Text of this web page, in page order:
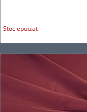
Stoc epuizat